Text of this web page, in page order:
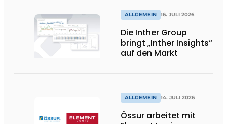
return2sender
ALLGEMEIN 16. JULI 2026
Die Inther Group
bringt „Inther Insights“
auf den Markt
ALLGEMEIN 14. JULI 2026
Össur arbeitet mit